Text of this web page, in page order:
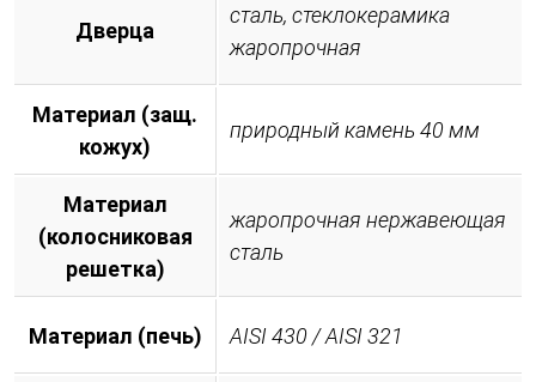
Дверца
сталь, стеклокерамика
жаропрочная
Материал (защ.
кожух)
природный камень 40 мм
Материал
(колосниковая
решетка)
жаропрочная нержавеющая
сталь
Материал (печь) AISI 430 / AISI 321